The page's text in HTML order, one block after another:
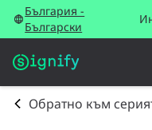
България -
Български
Обратно към